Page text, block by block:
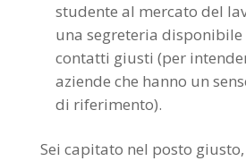
studente al mercato del
una segreteria disponibile
contatti giusti (per
aziende che hanno un
di riferimento).
Sei capitato nel posto giusto,